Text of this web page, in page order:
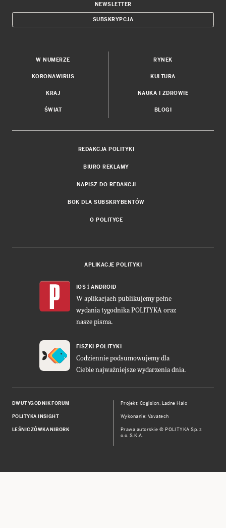
NEWSLETTER
SUBSKRYPCJA
W NUMERZE
KORONAWIRUS
KRAJ
ŚWIAT
RYNEK
KULTURA
NAUKA I ZDROWIE
BLOGI
REDAKCJA POLITYKI
BIURO REKLAMY
NAPISZ DO REDAKCJI
BOK DLA SUBSKRYBENTÓW
O POLITYCE
APLIKACJE POLITYKI
IOS i ANDROID
W aplikacjach publikujemy pełne
wydania tygodnika POLITYKA oraz
nasze pisma.
FISZKI POLITYKI
Codziennie podsumowujemy dla
Ciebie najważniejsze wydarzenia dnia.
DWUTYGODNIK FORUM
POLITYKA INSIGHT
LEŚNICZÓWKA NIBORK
Projekt:Cogision, Ładne Halo
Wykonanie: Vavatech
Prawa autorskie © POLITYKA Sp. z
o.o. S.K.A.